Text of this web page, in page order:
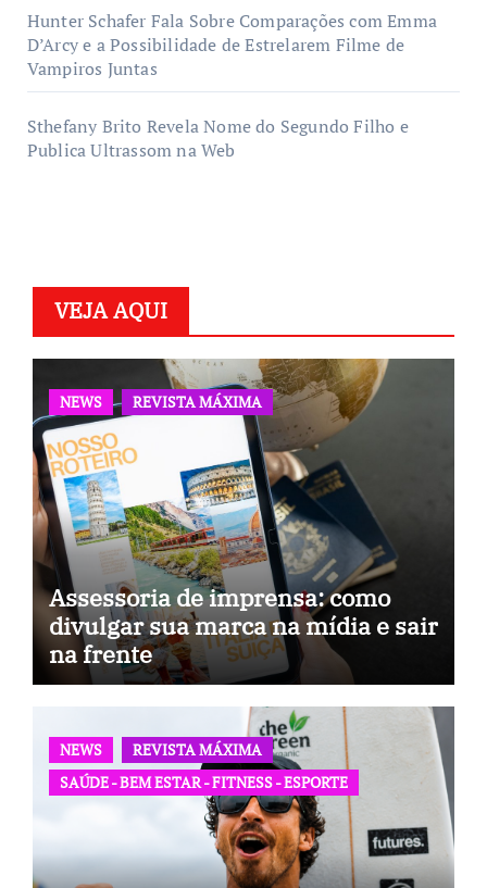
Hunter Schafer Fala Sobre Comparações com Emma
D’Arcy e a Possibilidade de Estrelarem Filme de
Vampiros Juntas
Sthefany Brito Revela Nome do Segundo Filho e
Publica Ultrassom na Web
VEJA AQUI
NEWS REVISTA MÁXIMA
Assessoria de imprensa: como
divulgar sua marca na mídia e sair
na frente
NEWS
REVISTA MÁXIMA
SAÚDE - BEM ESTAR - FITNESS - ESPORTE